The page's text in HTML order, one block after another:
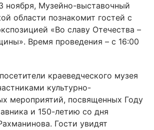
ноября, Музейно-выставочный
области познакомит гостей с
«Во славу Отечества –
Время проведения – с 16:00
краеведческого музея
культурно-
мероприятий, посвященных Году
и 150-летию со дня
Гости увидят